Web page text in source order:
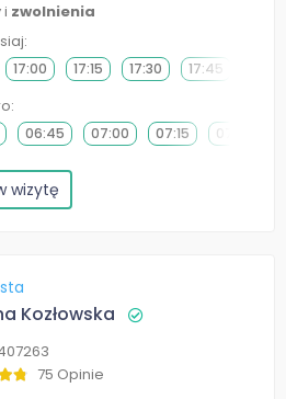
i zwolnienia
17:00 17:15 17:30 17:45
06:45 07:00 07:15 07:30
wizytę
Kozłowska
75 Opinie